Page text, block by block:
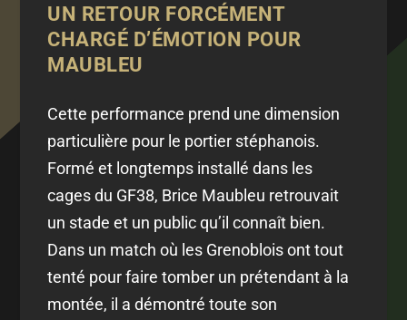
UN RETOUR FORCÉMENT
CHARGÉ D’ÉMOTION POUR
MAUBLEU
Cette performance prend une dimension
particulière pour le portier stéphanois.
Formé et longtemps installé dans les
cages du GF38, Brice Maubleu retrouvait
un stade et un public qu’il connaît bien.
Dans un match où les Grenoblois ont tout
tenté pour faire tomber un prétendant à la
montée, il a démontré toute son